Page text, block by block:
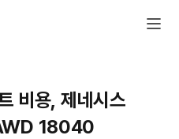
비용, 제네시스
18040